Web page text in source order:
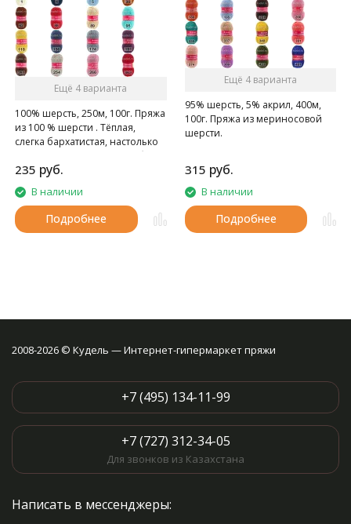
Ещё 4 варианта
100% шерсть, 250м, 100г. Пряжа
из 100 % шерсти . Тёплая,
слегка бархатистая, настолько
мягкая, на сколько может быть
натуральная шерсть.
235 руб.
В наличии
Подробнее
Ещё 4 варианта
95% шерсть, 5% акрил, 400м,
100г. Пряжа из мериносовой
шерсти.
315 руб.
В наличии
Подробнее
2008-2026 © Кудель — Интернет-гипермаркет пряжи
+7 (495) 134-11-99
+7 (727) 312-34-05
Для звонков из Казахстана
Написать в мессенджеры: